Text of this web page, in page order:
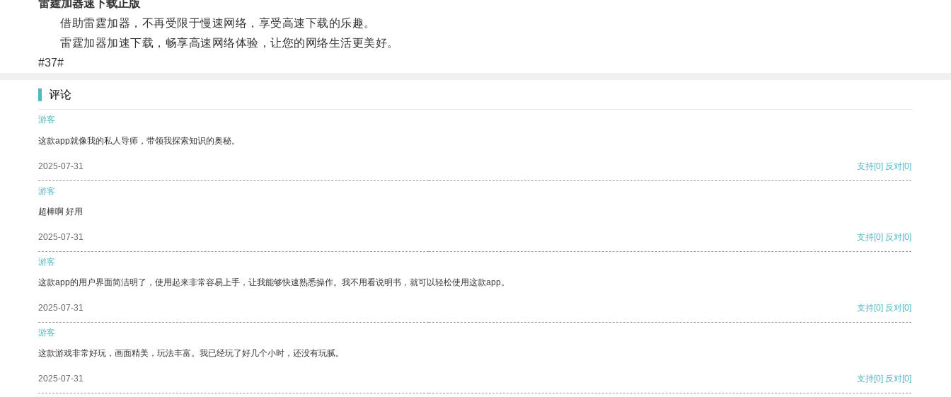
雷霆加器速下载正版
借助雷霆加器，不再受限于慢速网络，享受高速下载的乐趣。
雷霆加器加速下载，畅享高速网络体验，让您的网络生活更美好。
#37#
评论
游客
这款app就像我的私人导师，带领我探索知识的奥秘。
2025-07-31 支持[0] 反对[0]
游客
超棒啊 好用
2025-07-31 支持[0] 反对[0]
游客
这款app的用户界面简洁明了，使用起来非常容易上手，让我能够快速熟悉操作。我不用看说明书，就可以轻松使用这款app。
2025-07-31 支持[0] 反对[0]
游客
这款游戏非常好玩，画面精美，玩法丰富。我已经玩了好几个小时，还没有玩腻。
2025-07-31 支持[0] 反对[0]